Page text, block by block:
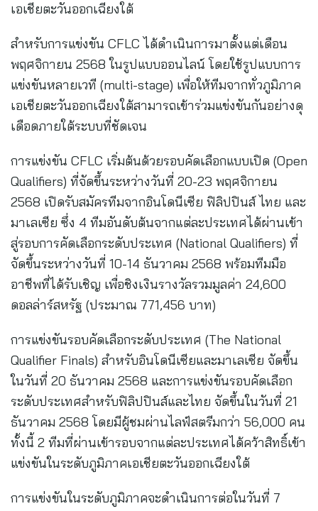
เอเชียตะวันออกเฉียงใต้
สำหรับการแข่งขัน CFLC ได้ดำเนินการมาตั้งแต่เดือน
พฤศจิกายน 2568 ในรูปแบบออนไลน์ โดยใช้รูปแบบการ
แข่งขันหลายเวที (multi-stage) เพื่อให้ทีมจากทั่วภูมิภาค
เอเชียตะวันออกเฉียงใต้สามารถเข้าร่วมแข่งขันกันอย่างดุ
เดือดภายใต้ระบบที่ชัดเจน
การแข่งขัน CFLC เริ่มต้นด้วยรอบคัดเลือกแบบเปิด (Open
Qualifiers) ที่จัดขึ้นระหว่างวันที่ 20-23 พฤศจิกายน
2568 เปิดรับสมัครทีมจากอินโดนีเซีย ฟิลิปปินส์ ไทย และ
มาเลเซีย ซึ่ง 4 ทีมอันดับต้นจากแต่ละประเทศได้ผ่านเข้า
สู่รอบการคัดเลือกระดับประเทศ (National Qualifiers) ที่
จัดขึ้นระหว่างวันที่ 10-14 ธันวาคม 2568 พร้อมทีมมือ
อาชีพที่ได้รับเชิญ เพื่อชิงเงินรางวัลรวมมูลค่า 24,600
ดอลล่าร์สหรัฐ (ประมาณ 771,456 บาท)
การแข่งขันรอบคัดเลือกระดับประเทศ (The National
Qualifier Finals) สำหรับอินโดนีเซียและมาเลเซีย จัดขึ้น
ในวันที่ 20 ธันวาคม 2568 และการแข่งขันรอบคัดเลือก
ระดับประเทศสำหรับฟิลิปปินส์และไทย จัดขึ้นในวันที่ 21
ธันวาคม 2568 โดยมีผู้ชมผ่านไลฟ์สตรีมกว่า 56,000 คน
ทั้งนี้ 2 ทีมที่ผ่านเข้ารอบจากแต่ละประเทศได้คว้าสิทธิ์เข้า
แข่งขันในระดับภูมิภาคเอเชียตะวันออกเฉียงใต้
การแข่งขันในระดับภูมิภาคจะดำเนินการต่อในวันที่ 7